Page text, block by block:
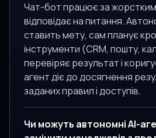
Чат-бот працює за жорстким
відповідає на питання.
ставить мету, сам планує
інструменти (CRM, пошту,
перевіряє результат і
агент діє до досягнення
заданих правил і доступів.
Чи можуть автономні AI-